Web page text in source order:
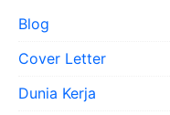
Blog
Cover Letter
Dunia Kerja